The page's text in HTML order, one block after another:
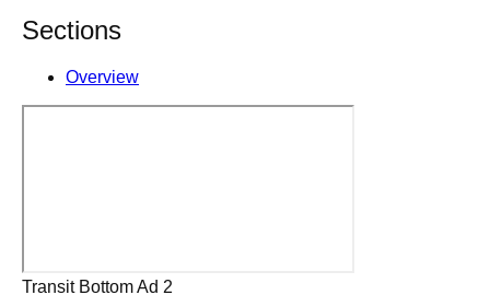
Sections
Overview
Transit Bottom Ad 2